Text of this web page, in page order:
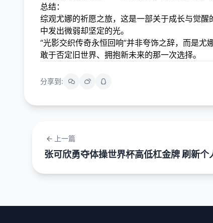
总结：
综观尤娜的祈愿之旅，这是一部关于成长与觉
中发出微弱却坚定的光。
“光影交织传奇永恒回响”并非夸饰之辞，而是
敢于否定旧世界、拥抱新未来的那一次选择。
分享到:
上一篇
张可欣勇夺体操世界杯高低杠金牌 刷新个